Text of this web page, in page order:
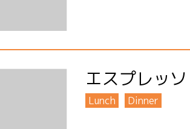
エスプレッソ
Lunch Dinner